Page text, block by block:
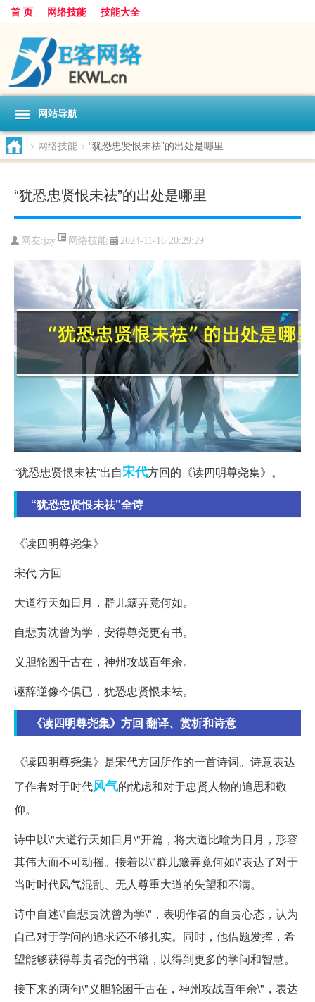
首 页 网络技能 技能大全
网站导航
> 网络技能 > “犹恐忠贤恨未祛”的出处是哪里
“犹恐忠贤恨未祛”的出处是哪里
网友:jzy 网络技能 2024-11-16 20:29:29
“犹恐忠贤恨未祛”出自宋代方回的《读四明尊尧集》。
“犹恐忠贤恨未祛”全诗
《读四明尊尧集》
宋代 方回
大道行天如日月，群儿簸弄竟何如。
自悲责沈曾为学，安得尊尧更有书。
义胆轮囷千古在，神州攻战百年余。
诬辞逆像今俱已，犹恐忠贤恨未祛。
《读四明尊尧集》方回 翻译、赏析和诗意
《读四明尊尧集》是宋代方回所作的一首诗词。诗意表达
了作者对于时代风气的忧虑和对于忠贤人物的追思和敬
仰。
诗中以\"大道行天如日月\"开篇，将大道比喻为日月，形容
其伟大而不可动摇。接着以\"群儿簸弄竟何如\"表达了对于
当时时代风气混乱、无人尊重大道的失望和不满。
诗中自述\"自悲责沈曾为学\"，表明作者的自责心态，认为
自己对于学问的追求还不够扎实。同时，他借题发挥，希
望能够获得尊贵者尧的书籍，以得到更多的学问和智慧。
接下来的两句\"义胆轮囷千古在，神州攻战百年余\"，表达